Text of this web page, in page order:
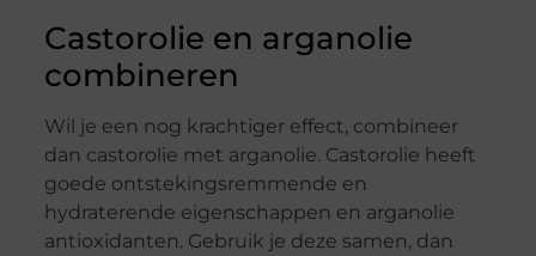
Castorolie en arganolie
combineren
Wil je een nog krachtiger effect, combineer
dan castorolie met arganolie. Castorolie heeft
goede ontstekingsremmende en
hydraterende eigenschappen en arganolie
antioxidanten. Gebruik je deze samen, dan